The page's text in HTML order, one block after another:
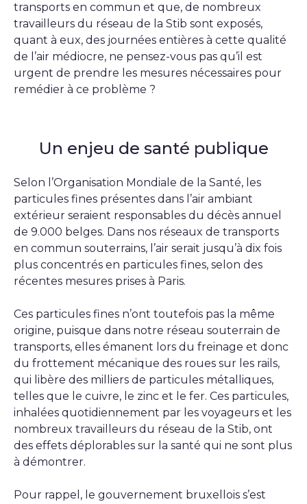
transports en commun et que, de nombreux
travailleurs du réseau de la Stib sont exposés,
quant à eux, des journées entières à cette qualité
de l’air médiocre, ne pensez-vous pas qu’il est
urgent de prendre les mesures nécessaires pour
remédier à ce problème ?
Un enjeu de santé publique
Selon l’Organisation Mondiale de la Santé, les
particules fines présentes dans l’air ambiant
extérieur seraient responsables du décès annuel
de 9.000 belges. Dans nos réseaux de transports
en commun souterrains, l’air serait jusqu’à dix fois
plus concentrés en particules fines, selon des
récentes mesures prises à Paris.
Ces particules fines n’ont toutefois pas la même
origine, puisque dans notre réseau souterrain de
transports, elles émanent lors du freinage et donc
du frottement mécanique des roues sur les rails,
qui libère des milliers de particules métalliques,
telles que le cuivre, le zinc et le fer. Ces particules,
inhalées quotidiennement par les voyageurs et les
nombreux travailleurs du réseau de la Stib, ont
des effets déplorables sur la santé qui ne sont plus
à démontrer.
Pour rappel, le gouvernement bruxellois s’est